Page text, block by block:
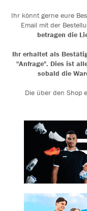
Ihr könnt gerne eure
Email mit der
betragen die
Ihr erhaltet als
"Anfrage". Dies ist
sobald die
Die über den Shop